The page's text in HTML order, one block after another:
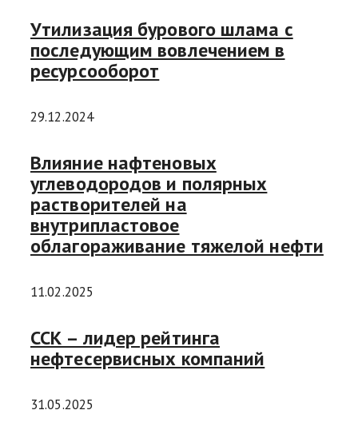
Утилизация бурового шлама с
последующим вовлечением в
ресурсооборот
29.12.2024
Влияние нафтеновых
углеводородов и полярных
растворителей на
внутрипластовое
облагораживание тяжелой нефти
11.02.2025
ССК – лидер рейтинга
нефтесервисных компаний
31.05.2025